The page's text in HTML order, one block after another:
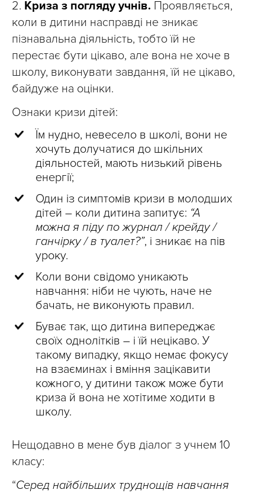
2. Криза з погляду учнів. Проявляється,
коли в дитини насправді не зникає
пізнавальна діяльність, тобто їй не
перестає бути цікаво, але вона не хоче в
школу, виконувати завдання, їй не цікаво,
байдуже на оцінки.
Ознаки кризи дітей:
Їм нудно, невесело в школі, вони не
хочуть долучатися до шкільних
діяльностей, мають низький рівень
енергії;
Один із симптомів кризи в молодших
дітей – коли дитина запитує: “А
можна я піду по журнал / крейду /
ганчірку / в туалет?”, і зникає на пів
уроку.
Коли вони свідомо уникають
навчання: ніби не чують, наче не
бачать, не виконують правил.
Буває так, що дитина випереджає
своїх однолітків – і їй нецікаво. У
такому випадку, якщо немає фокусу
на взаєминах і вміння зацікавити
кожного, у дитини також може бути
криза й вона не хотітиме ходити в
школу.
Нещодавно в мене був діалог з учнем 10
класу:
“Серед найбільших труднощів навчання